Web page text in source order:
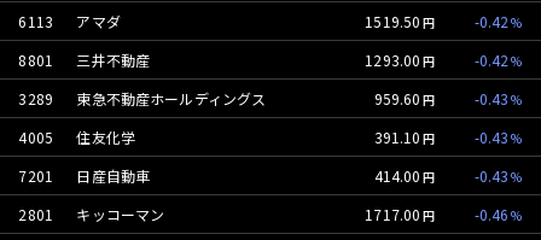
6113
アマダ 1519.50
-0.42
8801
三井不動産 1293.00
-0.42
3289
東急不動産ホールディングス 959.60
-0.43
4005
住友化学 391.10
-0.43
7201
日産自動車 414.00
-0.43
2801
キッコーマン 1717.00
-0.46